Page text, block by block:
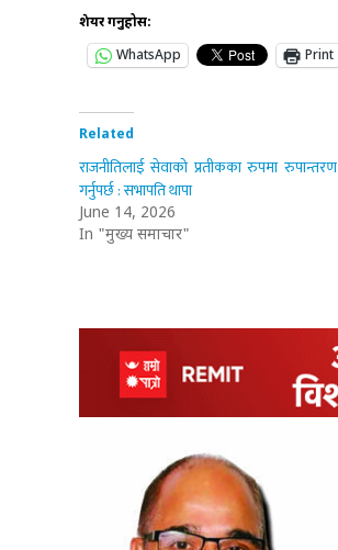
शेयर गर्नुहोस:
WhatsApp
Print
Related
राजनीतिलाई सेवाको प्रतीकका रुपमा रुपान्तरण
गर्नुपर्छ : सभापति थापा
June 14, 2026
In "मुख्य समाचार"